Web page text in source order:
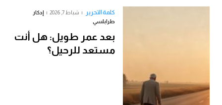
كلمة التحرير شباط 7, 2026
إدكار
طرابلسي
بعد عمر طويل: هل أنت
مستعد للرحيل؟